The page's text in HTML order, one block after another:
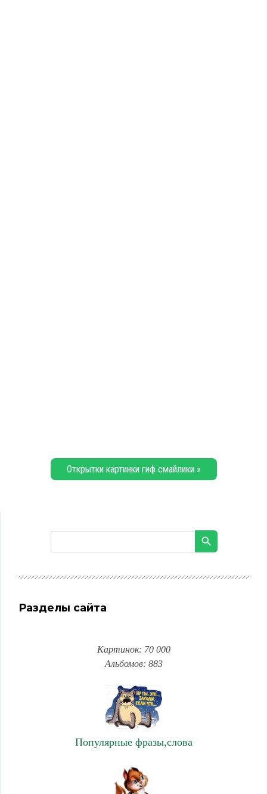
Открытки картинки гиф смайлики »
Разделы сайта
Картинок: 70 000
Альбомов: 883
Популярные фразы,слова